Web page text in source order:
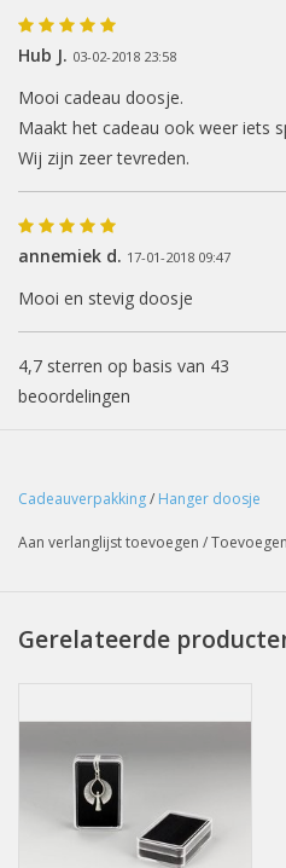
Hub J. 03-02-2018 23:58
Mooi cadeau doosje.
Maakt het cadeau ook weer iets
Wij zijn zeer tevreden.
annemiek d. 17-01-2018 09:47
Mooi en stevig doosje
4,7 sterren op basis van 43
beoordelingen
Cadeauverpakking/ Hanger doosje
Aan verlanglijst toevoegen /
Gerelateerde